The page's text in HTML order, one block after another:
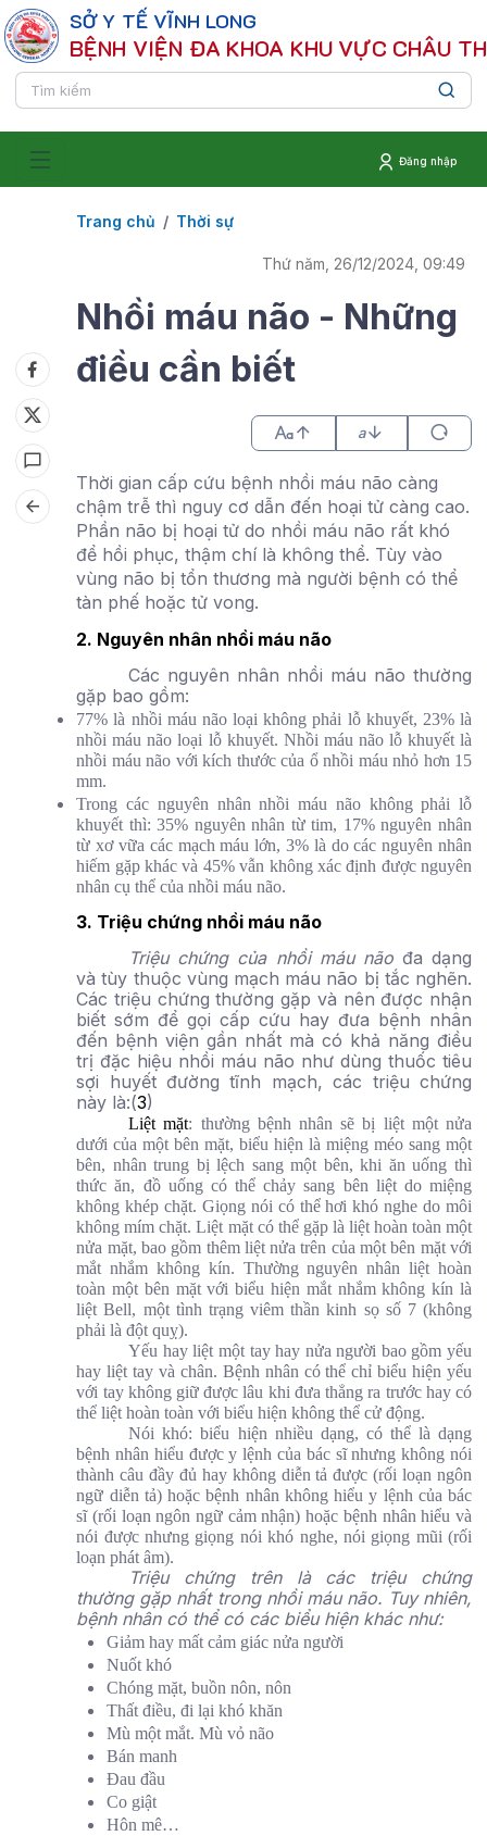
SỞ Y TẾ VĨNH LONG
BỆNH VIỆN ĐA KHOA KHU VỰC CHÂU
Đăng nhập
Trang chủ Thời sự
Thứ năm, 26/12/2024, 09:49
Nhồi máu não - Những
điều cần biết
a
Thời gian cấp cứu bệnh nhồi máu não càng
chậm trễ thì nguy cơ dẫn đến hoại tử càng cao.
Phần não bị hoại tử do nhồi máu não rất khó
để hồi phục, thậm chí là không thể. Tùy vào
vùng não bị tổn thương mà người bệnh có thể
tàn phế hoặc tử vong.
2. Nguyên nhân nhồi máu não
Các nguyên nhân nhồi máu não thường
gặp bao gồm:
77% là nhồi máu não loại không phải lỗ khuyết, 23% là
nhồi máu não loại lỗ khuyết. Nhồi máu não lỗ khuyết là
nhồi máu não với kích thước của ổ nhồi máu nhỏ hơn 15
mm.
Trong các nguyên nhân nhồi máu não không phải lỗ
khuyết thì: 35% nguyên nhân từ tim, 17% nguyên nhân
từ xơ vữa các mạch máu lớn, 3% là do các nguyên nhân
hiếm gặp khác và 45% vẫn không xác định được nguyên
nhân cụ thể của nhồi máu não.
3. Triệu chứng nhồi máu não
Triệu chứng của nhồi máu nãođa dạng
và tùy thuộc vùng mạch máu não bị tắc nghẽn.
Các triệu chứng thường gặp và nên được nhận
biết sớm để gọi cấp cứu hay đưa bệnh nhân
đến bệnh viện gần nhất mà có khả năng điều
trị đặc hiệu nhồi máu não như dùng thuốc tiêu
sợi huyết đường tĩnh mạch, các triệu chứng
này là:(3)
Liệt mặt: thường bệnh nhân sẽ bị liệt một nửa
dưới của một bên mặt, biểu hiện là miệng méo sang một
bên, nhân trung bị lệch sang một bên, khi ăn uống thì
thức ăn, đồ uống có thể chảy sang bên liệt do miệng
không khép chặt. Giọng nói có thể hơi khó nghe do môi
không mím chặt. Liệt mặt có thể gặp là liệt hoàn toàn một
nửa mặt, bao gồm thêm liệt nửa trên của một bên mặt với
mắt nhắm không kín. Thường nguyên nhân liệt hoàn
toàn một bên mặt với biểu hiện mắt nhắm không kín là
liệt Bell, một tình trạng viêm thần kinh sọ số 7 (không
phải là đột quỵ).
Yếu hay liệt một tay hay nửa người bao gồm yếu
hay liệt tay và chân. Bệnh nhân có thể chỉ biểu hiện yếu
với tay không giữ được lâu khi đưa thẳng ra trước hay có
thể liệt hoàn toàn với biểu hiện không thể cử động.
Nói khó: biểu hiện nhiều dạng, có thể là dạng
bệnh nhân hiểu được y lệnh của bác sĩ nhưng không nói
thành câu đầy đủ hay không diễn tả được (rối loạn ngôn
ngữ diễn tả) hoặc bệnh nhân không hiểu y lệnh của bác
sĩ (rối loạn ngôn ngữ cảm nhận) hoặc bệnh nhân hiểu và
nói được nhưng giọng nói khó nghe, nói giọng mũi (rối
loạn phát âm).
Triệu chứng trên là các triệu chứng
thường gặp nhất trong nhồi máu não. Tuy nhiên,
bệnh nhân có thể có các biểu hiện khác như:
Giảm hay mất cảm giác nửa người
Nuốt khó
Chóng mặt, buồn nôn, nôn
Thất điều, đi lại khó khăn
Mù một mắt. Mù vỏ não
Bán manh
Đau đầu
Co giật
Hôn mê…